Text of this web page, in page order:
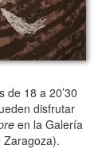
18 a 20’30
disfrutar
en la Galería
Zaragoza).